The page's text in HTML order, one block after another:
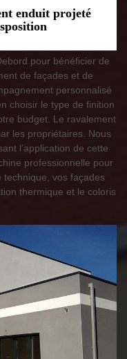
enduit projeté
pour bénéficier de
de façades et de
personnalisé
choisir le type de finition
budget. Le ravalement
les propriétaires. Nous
l’application de cette
professionnelle pour
technique, vos façades
thermique et le coloris